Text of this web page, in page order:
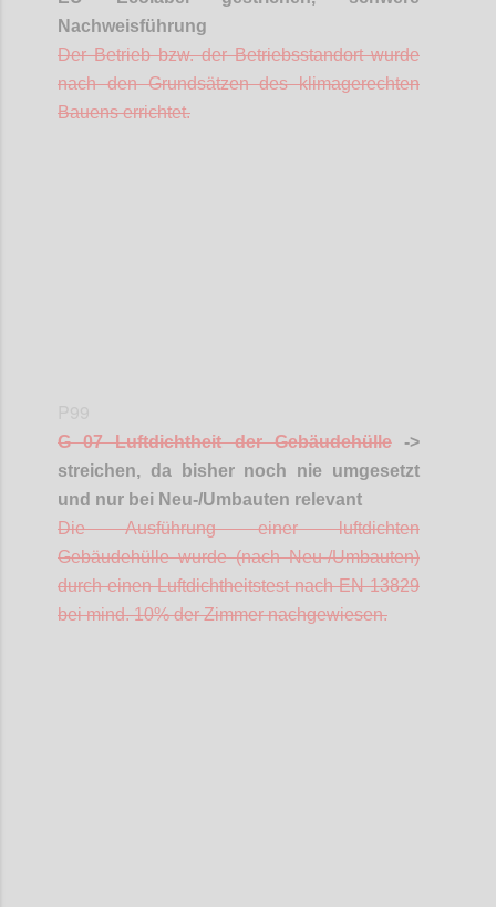
Nachweisführung
Der Betrieb bzw. der Betriebsstandort wurde
nach den Grundsätzen des klimagerechten
Bauens errichtet.
G 07 Luftdichtheit der Gebäudehülle->
streichen, da bisher noch nie umgesetzt
und nur bei Neu-/Umbauten relevant
Die Ausführung einer luftdichten
Gebäudehülle wurde (nach Neu-/Umbauten)
durch einen Luftdichtheitstest nach EN 13829
bei mind. 10% der Zimmer nachgewiesen.